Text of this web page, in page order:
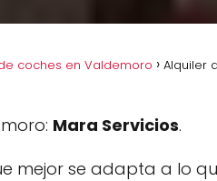
coches en Valdemoro
Alquiler
Mara Servicios.
mejor se adapta a lo